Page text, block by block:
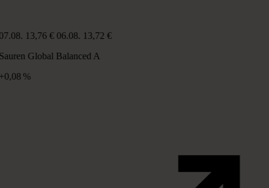
13,76 € 06.08. 13,72 €
Global Balanced A
%